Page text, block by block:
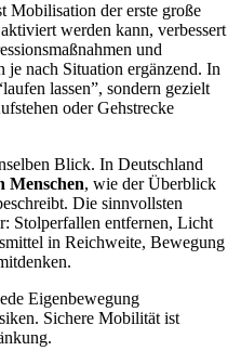
Mobilisation der erste große
werden kann, verbessert
und
je nach Situation ergänzend. In
lassen”, sondern gezielt
oder Gehstrecke
Blick. In Deutschland
Menschen, wie der Überblick
Die sinnvollsten
Stolperfallen entfernen, Licht
in Reichweite, Bewegung
Eigenbewegung
Sichere Mobilität ist